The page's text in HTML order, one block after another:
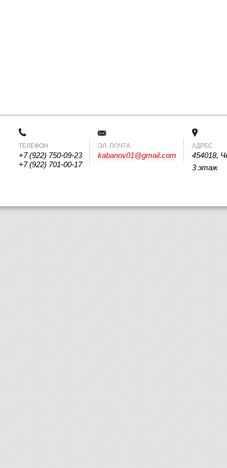
ТЕЛЕФОН
+7 (922) 750-09-23
+7 (922) 701-00-17
ЭЛ. ПОЧТА
kabanov01@gmail.com
АДРЕС
454018,
3 этаж